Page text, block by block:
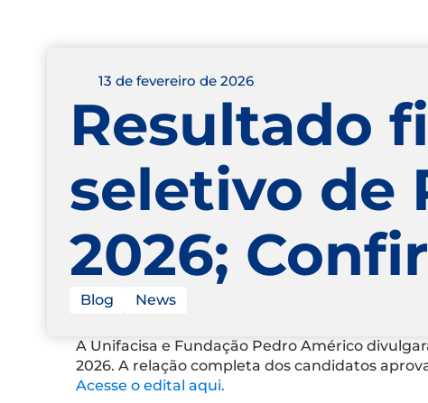
13 de fevereiro de 2026
Resultado
seletivo de
2026;
Blog News
A Unifacisa e Fundação Pedro Américo
2026. A relação completa dos candidatos
Acesse o edital aqui.